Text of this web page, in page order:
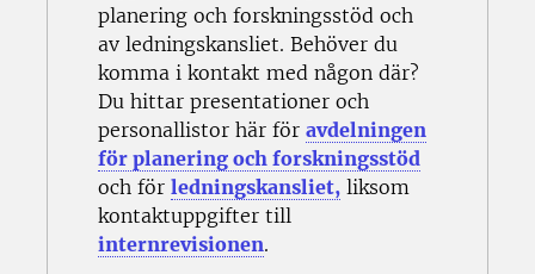
planering och forskningsstöd och
av ledningskansliet. Behöver du
komma i kontakt med någon där?
Du hittar presentationer och
personallistor här för avdelningen
för planering och forskningsstöd
och för ledningskansliet, liksom
kontaktuppgifter till
internrevisionen.